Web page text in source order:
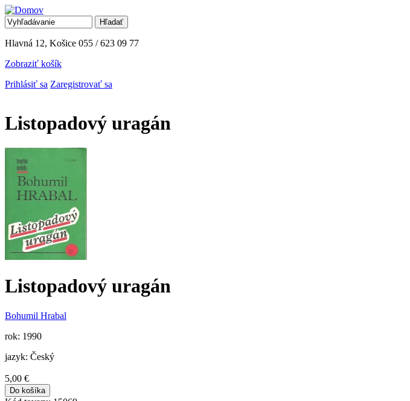
Jump to Navigation
Vyhľadávanie
Hľadať
Hlavná 12, Košice 055 / 623 09 77
Zobraziť košík
Prihlásiť sa Zaregistrovať sa
Listopadový uragán
Listopadový uragán
Bohumil Hrabal
rok: 1990
jazyk: Český
5,00 €